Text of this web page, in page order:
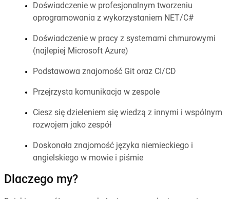
Doświadczenie w profesjonalnym tworzeniu
oprogramowania z wykorzystaniem NET/C#
Doświadczenie w pracy z systemami chmurowymi
(najlepiej Microsoft Azure)
Podstawowa znajomość Git oraz CI/CD
Przejrzysta komunikacja w zespole
Ciesz się dzieleniem się wiedzą z innymi i wspólnym
rozwojem jako zespół
Doskonała znajomość języka niemieckiego i
angielskiego w mowie i piśmie
Dlaczego my?